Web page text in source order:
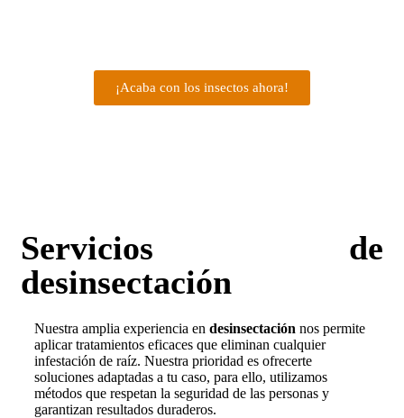
¡Acaba con los insectos ahora!
Servicios de
desinsectación
Nuestra amplia experiencia en desinsectación nos permite
aplicar tratamientos eficaces que eliminan cualquier
infestación de raíz. Nuestra prioridad es ofrecerte
soluciones adaptadas a tu caso, para ello, utilizamos
métodos que respetan la seguridad de las personas y
garantizan resultados duraderos.